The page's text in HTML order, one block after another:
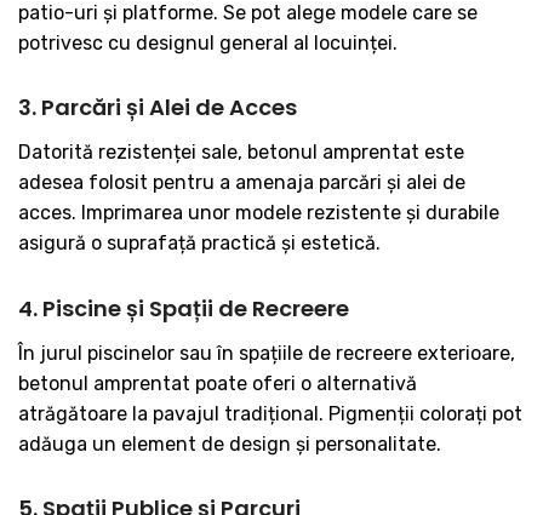
patio-uri și platforme. Se pot alege modele care se
potrivesc cu designul general al locuinței.
3. Parcări și Alei de Acces
Datorită rezistenței sale, betonul amprentat este
adesea folosit pentru a amenaja parcări și alei de
acces. Imprimarea unor modele rezistente și durabile
asigură o suprafață practică și estetică.
4. Piscine și Spații de Recreere
În jurul piscinelor sau în spațiile de recreere exterioare,
betonul amprentat poate oferi o alternativă
atrăgătoare la pavajul tradițional. Pigmenții colorați pot
adăuga un element de design și personalitate.
5. Spații Publice și Parcuri